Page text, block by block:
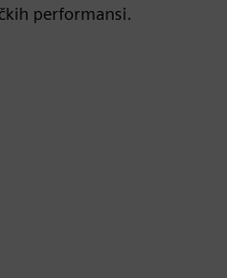
performansi.